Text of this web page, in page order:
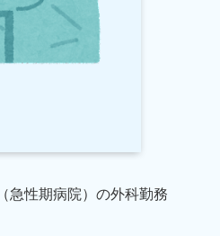
急性期病院）の外科勤務